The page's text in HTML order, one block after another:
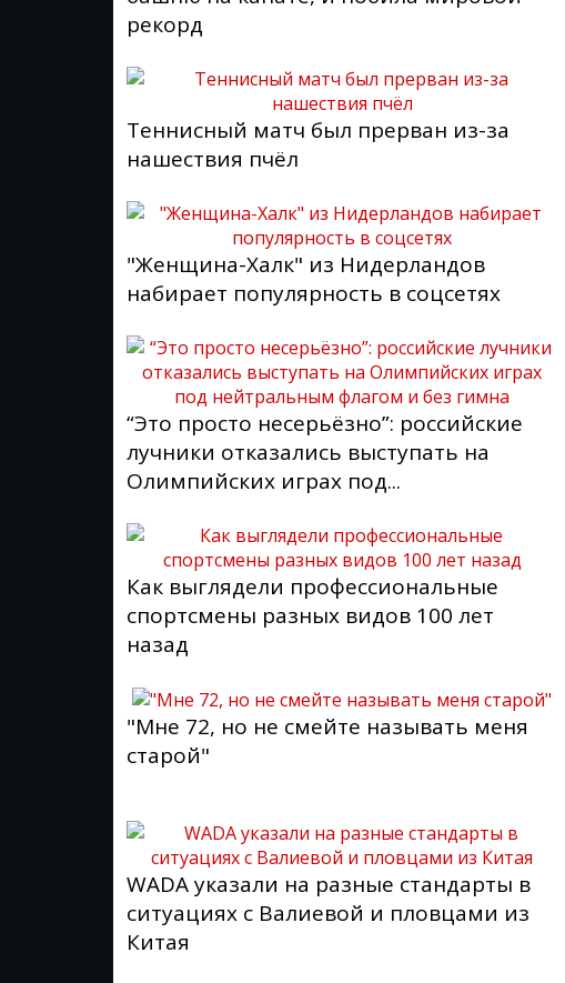
рекорд
Теннисный матч был прерван из-за
нашествия пчёл
"Женщина-Халк" из Нидерландов
набирает популярность в соцсетях
“Это просто несерьёзно”: российские
лучники отказались выступать на
Олимпийских играх под...
Как выглядели профессиональные
спортсмены разных видов 100 лет
назад
"Мне 72, но не смейте называть меня
старой"
WADA указали на разные стандарты в
ситуациях с Валиевой и пловцами из
Китая